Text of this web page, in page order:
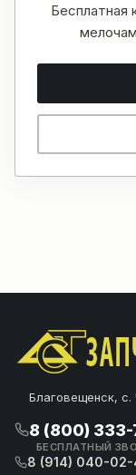
Благовещенск,
8 (800)
БЕСПЛАТНЫЙ
8 (914) 040-02-